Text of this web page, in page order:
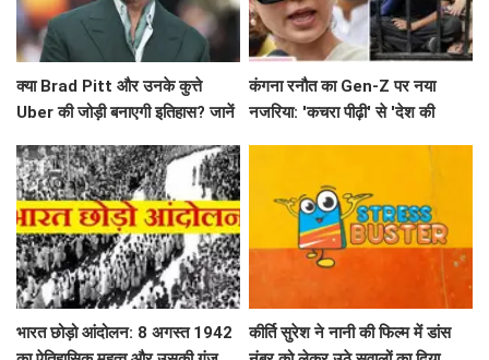
क्या Brad Pitt और उनके कुत्ते
Uber की जोड़ी बनाएगी इतिहास? जानें
कंगना रनौत का Gen-Z पर नया
नजरिया: 'कचरा पीढ़ी' से 'देश की
भारत छोड़ो आंदोलन: 8 अगस्त 1942
कीर्ति सुरेश ने नानी की फिल्म में डांस